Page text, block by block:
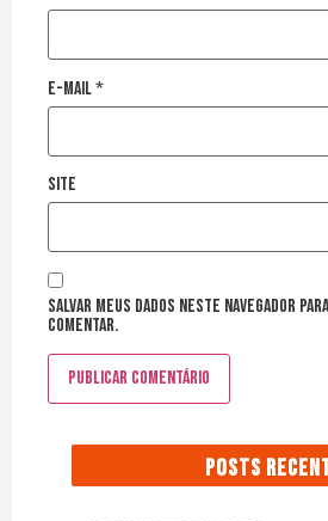
E-mail*
Site
Salvar meus dados neste navegador
comentar.
POSTS